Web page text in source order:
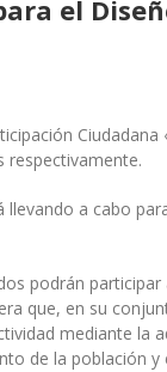
el
respectivamente.
a cabo
podrán
que, en su
mediante la
de la población y